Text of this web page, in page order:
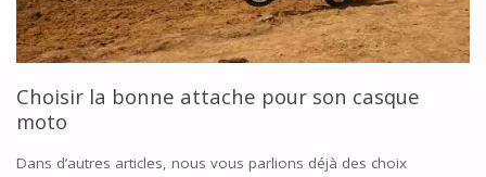
MOTO"
Choisir la bonne attache pour son casque
moto
Dans d’autres articles, nous vous parlions déjà des choix